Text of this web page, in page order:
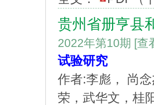
贵州省册亨县
2022年第10期 [查
试验研究
作者:李彪， 尚
荣，武华文，桂